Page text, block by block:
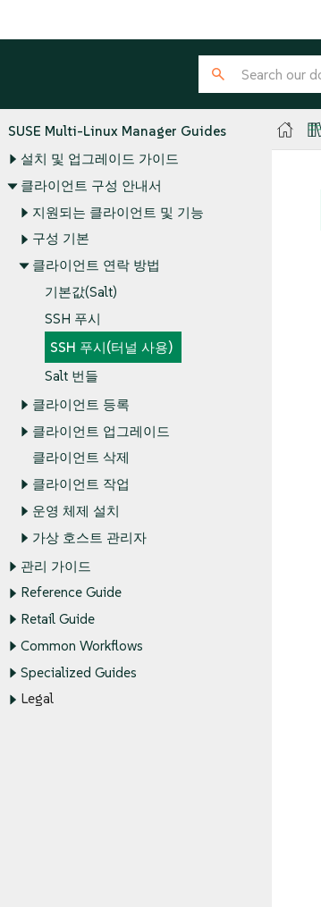
SUSE Multi-Linux Manager Guides
설치 및 업그레이드 가이드
클라이언트 구성 안내서
지원되는 클라이언트 및 기능
구성 기본
클라이언트 연락 방법
기본값(Salt)
SSH 푸시
SSH 푸시(터널 사용)
Salt 번들
클라이언트 등록
클라이언트 업그레이드
클라이언트 삭제
클라이언트 작업
운영 체제 설치
가상 호스트 관리자
관리 가이드
Reference Guide
Retail Guide
Common Workflows
Specialized Guides
Legal